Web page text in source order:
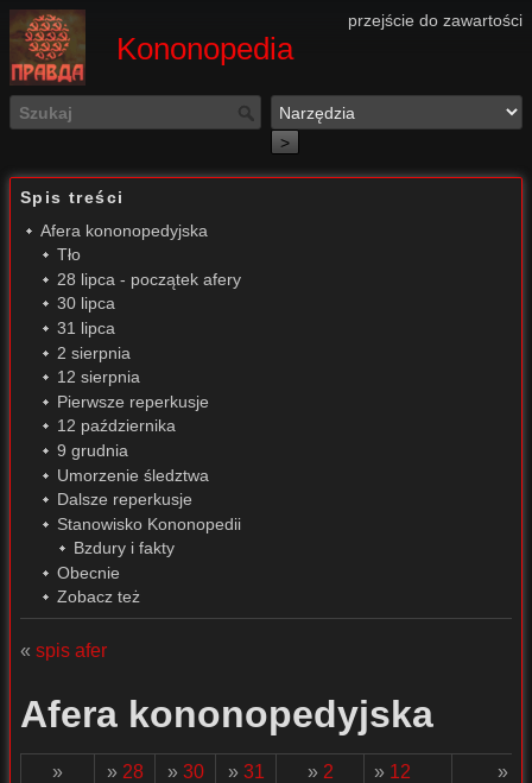
przejście do zawartości
Kononopedia
>
Spis treści
Afera kononopedyjska
Tło
28 lipca - początek afery
30 lipca
31 lipca
2 sierpnia
12 sierpnia
Pierwsze reperkusje
12 października
9 grudnia
Umorzenie śledztwa
Dalsze reperkusje
Stanowisko Kononopedii
Bzdury i fakty
Obecnie
Zobacz też
« spis afer
Afera kononopedyjska
»
» 28
» 30
» 31
» 2
» 12
»